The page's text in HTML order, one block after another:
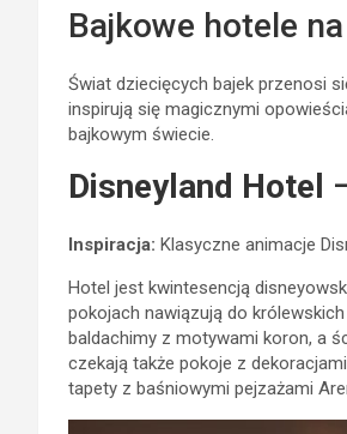
Bajkowe hotele
Świat dziecięcych bajek przenosi
inspirują się magicznymi
bajkowym świecie.
Disneyland Hotel
Inspiracja: Klasyczne animacje
Hotel jest kwintesencją
pokojach nawiązują do
baldachimy z motywami koron, a
czekają także pokoje z
tapety z baśniowymi pejzażami